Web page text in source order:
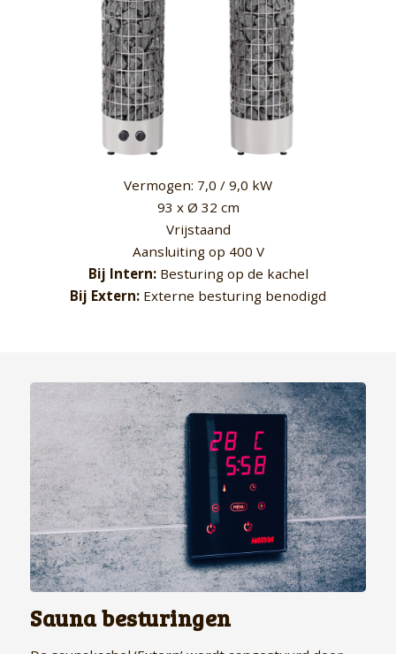
Vermogen: 7,0 / 9,0 kW
93 x Ø 32 cm
Vrijstaand
Aansluiting op 400 V
Bij Intern:Besturing op de kachel
Bij Extern: Externe besturing benodigd
Sauna besturingen